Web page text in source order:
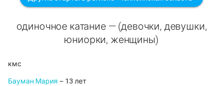
одиночное катание — (девочки, девушки,
юниорки, женщины)
кмс
Бауман Мария – 13 лет